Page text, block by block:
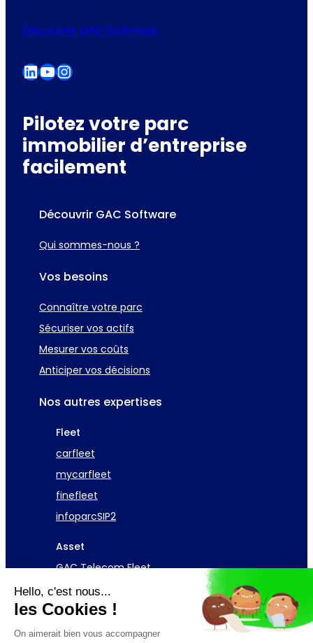
Hello, c'est nous...
les Cookies !
On aimerait bien vous accompagner
Découvrir GAC Software
LinkedIn YouTube Instagram
Pilotez votre parc
immobilier d’entreprise
facilement
Découvrir GAC Software
Qui sommes-nous ?
Vos besoins
Connaître votre parc
Sécuriser vos actifs
Mesurer vos coûts
Anticiper vos décisions
Nos autres expertises
Fleet
carfleet
mycarfleet
finefleet
infoparcSIP2
Asset
GAC Telecom Fleet
Demander une démo